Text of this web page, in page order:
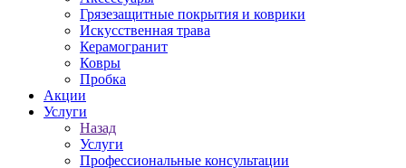
Грязезащитные покрытия и коврики
Искусственная трава
Керамогранит
Ковры
Пробка
Акции
Услуги
Назад
Услуги
Профессиональные консультации